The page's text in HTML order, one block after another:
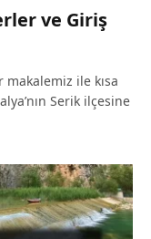
ve Giriş
makalemiz ile kısa
Serik ilçesine